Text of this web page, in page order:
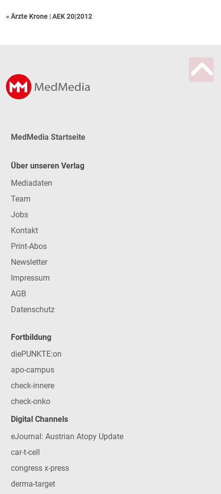
« Ärzte Krone |AEK 20|2012
MedMedia Startseite
Über unseren Verlag
Mediadaten
Team
Jobs
Kontakt
Print-Abos
Newsletter
Impressum
AGB
Datenschutz
Fortbildung
diePUNKTE:on
apo-campus
check-innere
check-onko
Digital Channels
eJournal: Austrian Atopy Update
car-t-cell
congress x-press
derma-target